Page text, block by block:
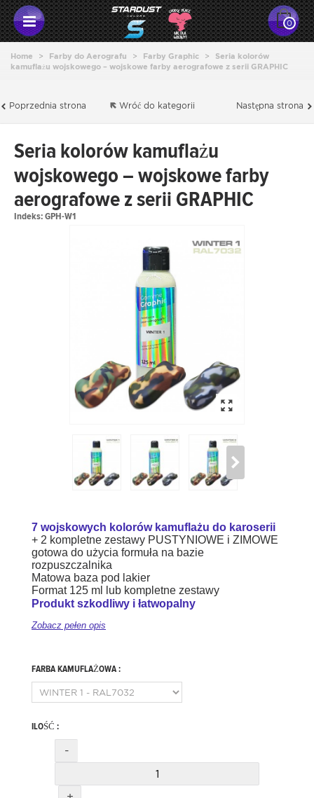
0
Home > Farby do Aerografu > Farby Graphic >
Seria kolorów
kamuflażu wojskowego – wojskowe farby aerografowe z serii GRAPHIC
Poprzednia strona Następna strona
Wróć do kategorii
Seria kolorów kamuflażu
wojskowego – wojskowe farby
aerografowe z serii GRAPHIC
Indeks:GPH-W1
7 wojskowych kolorów kamuflażu do karoserii
+ 2 kompletne zestawy PUSTYNIOWE i ZIMOWE
gotowa do użycia formuła na bazie
rozpuszczalnika
Matowa baza pod lakier
Format 125 ml lub kompletne zestawy
Produkt szkodliwy i łatwopalny
Zobacz pełen opis
FARBA KAMUFLAŻOWA :
ILOŚĆ :
-